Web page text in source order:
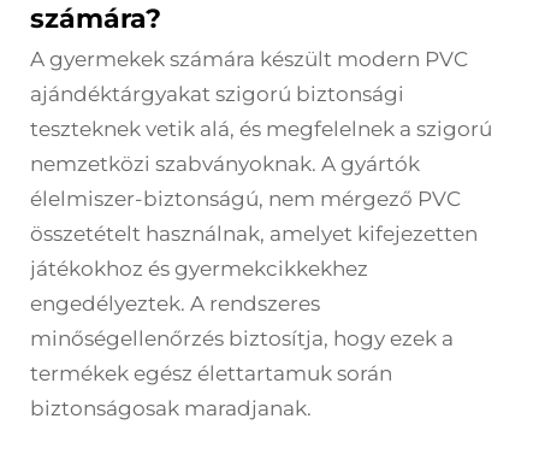
számára?
A gyermekek számára készült modern PVC
ajándéktárgyakat szigorú biztonsági
teszteknek vetik alá, és megfelelnek a szigorú
nemzetközi szabványoknak. A gyártók
élelmiszer-biztonságú, nem mérgező PVC
összetételt használnak, amelyet kifejezetten
játékokhoz és gyermekcikkekhez
engedélyeztek. A rendszeres
minőségellenőrzés biztosítja, hogy ezek a
termékek egész élettartamuk során
biztonságosak maradjanak.